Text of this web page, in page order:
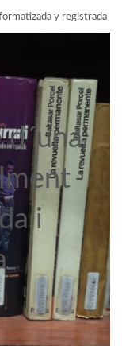
y registrada
i